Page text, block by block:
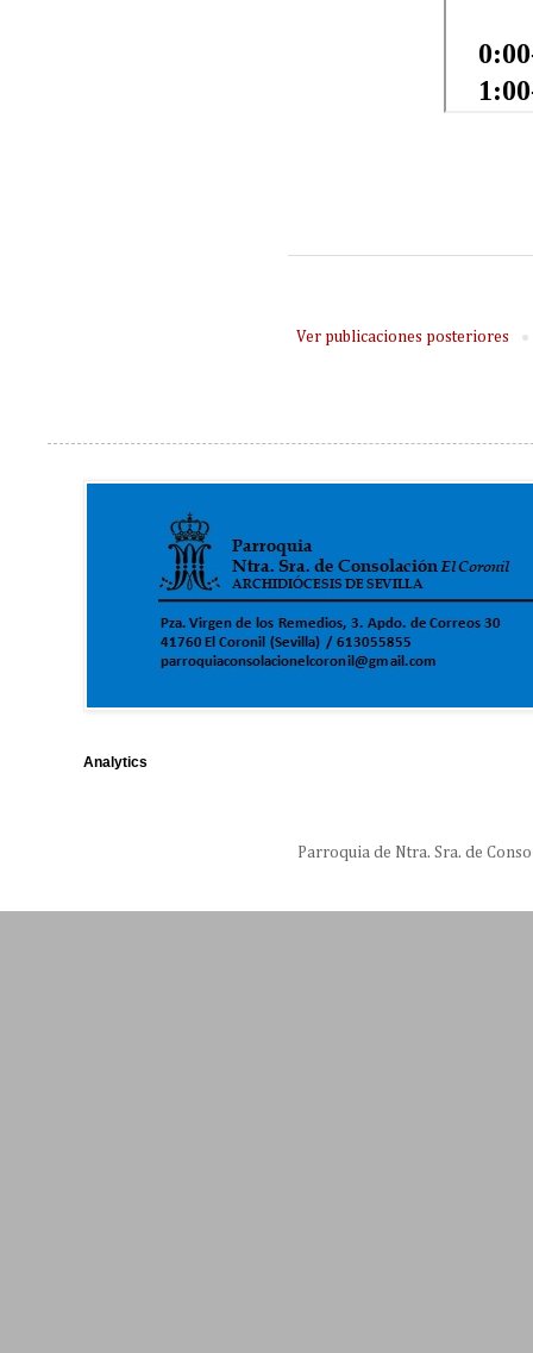
Ver publicaciones posteriores
Analytics
Parroquia de Ntra. Sra. de